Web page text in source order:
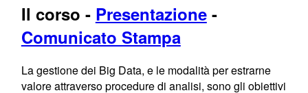
Il corso - Presentazione-
Comunicato Stampa
La gestione dei Big Data, e le modalità per estrarne
valore attraverso procedure di analisi, sono gli obiettivi